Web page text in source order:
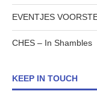
EVENTJES
CHES – In Shambles
KEEP IN TOUCH